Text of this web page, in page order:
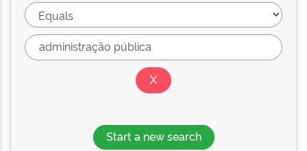
Start a new search